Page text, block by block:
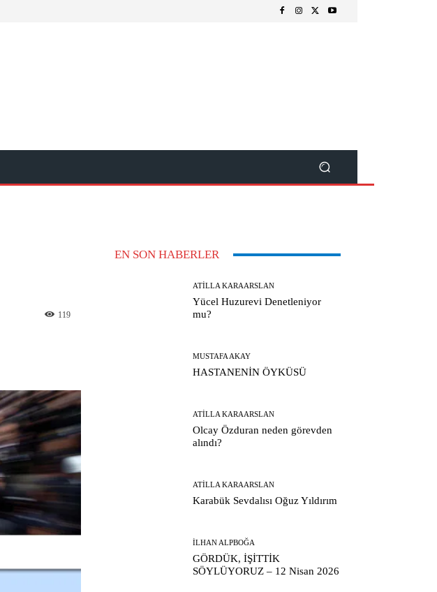
119
EN SON HABERLER
ATILLA KARAARSLAN
Yücel Huzurevi Denetleniyor
mu?
MUSTAFA AKAY
HASTANENİN ÖYKÜSÜ
ATILLA KARAARSLAN
Olcay Özduran neden görevden
alındı?
ATILLA KARAARSLAN
Karabük Sevdalısı Oğuz Yıldırım
İLHAN ALPBOĞA
GÖRDÜK, İŞİTTİK
SÖYLÜYORUZ – 12 Nisan 2026